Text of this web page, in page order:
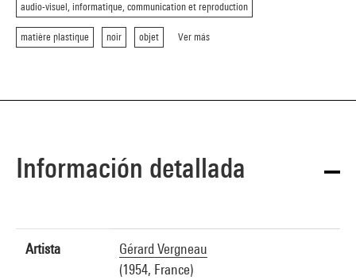
audio-visuel, informatique, communication et reproduction
matière plastique noir objet Ver más
Información detallada
Artista
Gérard Vergneau
(1954, France)